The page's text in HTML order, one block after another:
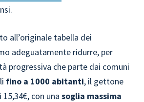
all’originale tabella dei
adeguatamente ridurre, per
progressiva che parte dai comuni
fino a 1000 abitanti, il gettone
con una soglia massima